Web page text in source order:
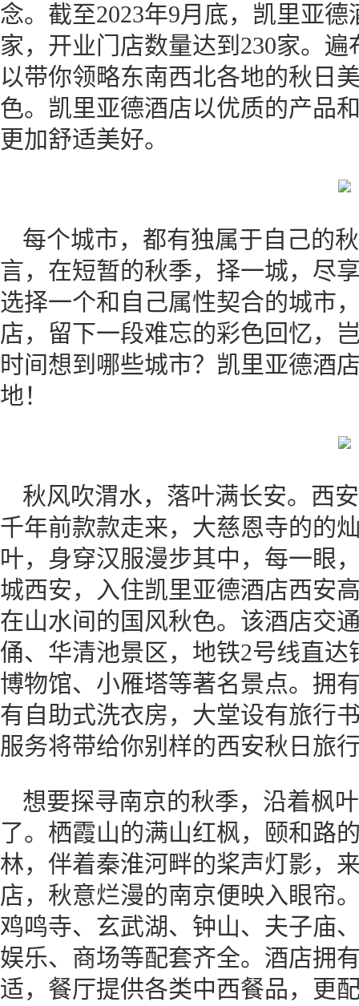
念。截至2023年9月底，凯里亚
家，开业门店数量达到230家。
以带你领略东南西北各地的秋日
色。凯里亚德酒店以优质的产品
更加舒适美好。
每个城市，都有独属于自己的
言，在短暂的秋季，择一城，尽
选择一个和自己属性契合的城市
店，留下一段难忘的彩色回忆，
时间想到哪些城市？凯里亚德酒
地！
秋风吹渭水，落叶满长安。西
千年前款款走来，大慈恩寺的的
叶，身穿汉服漫步其中，每一眼
城西安，入住凯里亚德酒店西安
在山水间的国风秋色。该酒店交
俑、华清池景区，地铁2号线直
博物馆、小雁塔等著名景点。拥
有自助式洗衣房，大堂设有旅行
服务将带给你别样的西安秋日旅
想要探寻南京的秋季，沿着枫
了。栖霞山的满山红枫，颐和路
林，伴着秦淮河畔的桨声灯影，
店，秋意烂漫的南京便映入眼帘
鸡鸣寺、玄武湖、钟山、夫子庙
娱乐、商场等配套齐全。酒店拥
适，餐厅提供各类中西餐品，更